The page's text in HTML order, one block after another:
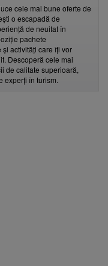
cele mai bune oferte de
o escapadă de
de neuitat în
pachete
activități care îți vor
Descoperă cele mai
de calitate superioară,
experți în turism.